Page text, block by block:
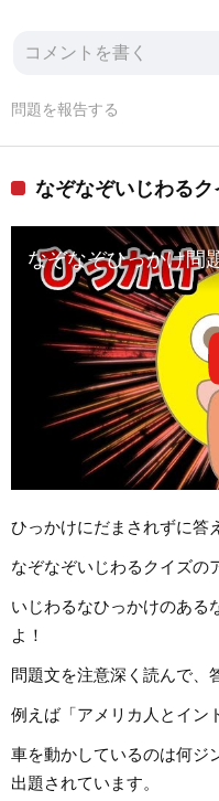
問題を報告する
なぞなぞいじわるク
なぞなぞひっかけ問
ひっかけにだまされずに答
なぞなぞいじわるクイズの
いじわるなひっかけのある
よ！
問題文を注意深く読んで、
例えば「アメリカ人とイン
車を動かしているのは何ジ
出題されています。